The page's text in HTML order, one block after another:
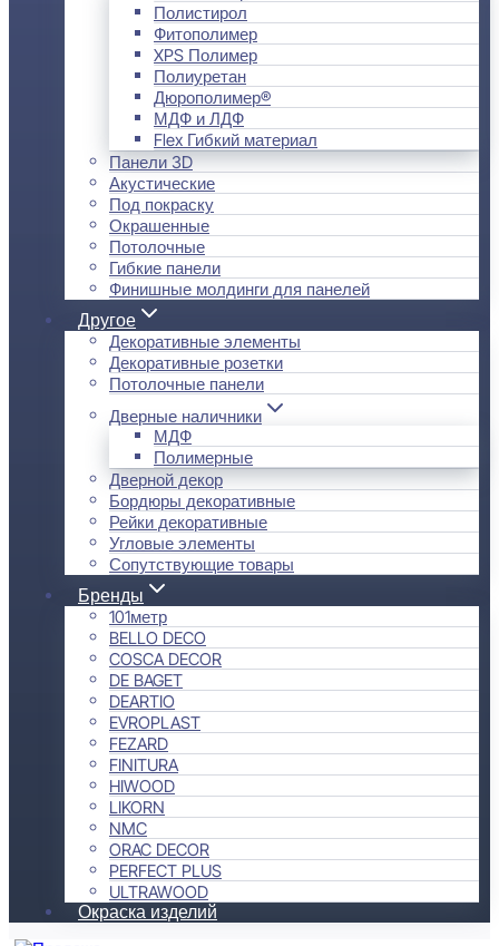
Полистирол
Фитополимер
XPS Полимер
Полиуретан
Дюрополимер®
МДФ и ЛДФ
Flex Гибкий материал
Панели 3D
Акустические
Под покраску
Окрашенные
Потолочные
Гибкие панели
Финишные молдинги для панелей
Другое
Декоративные элементы
Декоративные розетки
Потолочные панели
Дверные наличники
МДФ
Полимерные
Дверной декор
Бордюры декоративные
Рейки декоративные
Угловые элементы
Сопутствующие товары
Бренды
101метр
BELLO DECO
COSCA DECOR
DE BAGET
DEARTIO
EVROPLAST
FEZARD
FINITURA
HIWOOD
LIKORN
NMC
ORAC DECOR
PERFECT PLUS
ULTRAWOOD
Окраска изделий